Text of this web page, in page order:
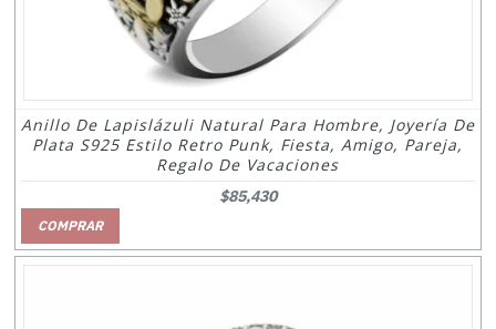
Anillo De Lapislázuli Natural Para Hombre, Joyería De
Plata S925 Estilo Retro Punk, Fiesta, Amigo, Pareja,
Regalo De Vacaciones
$85,430
COMPRAR